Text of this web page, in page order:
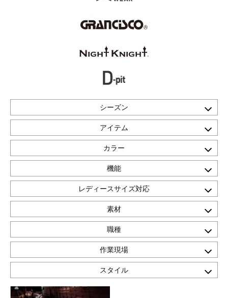
シーズン
アイテム
カラー
機能
レディースサイズ対応
素材
職種
作業現場
スタイル